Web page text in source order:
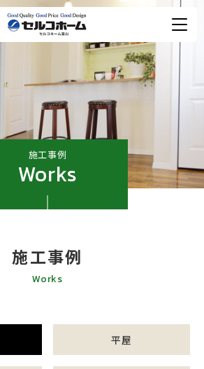
施工事例
Works
施工事例
Works
平屋